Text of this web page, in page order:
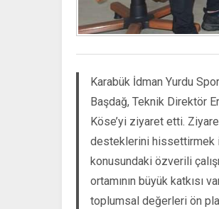
Karabük İdman Yurdu
Başdağ, Teknik Direktör
Köse’yi ziyaret etti.
desteklerini hissettirmek
konusundaki özverili
ortamının büyük katkısı
toplumsal değerleri ön